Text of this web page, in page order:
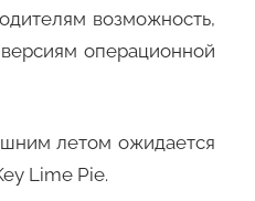
возможность,
операционной
летом ожидается
Lime Pie.